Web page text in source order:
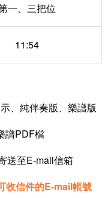
一、三把位
11:54
、純伴奏版、樂譜版
譜PDF檔
送至E-mail信箱
收信件的E-mail帳號